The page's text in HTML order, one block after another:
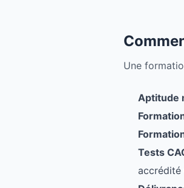
Une
Aptitude
Tests
accrédité